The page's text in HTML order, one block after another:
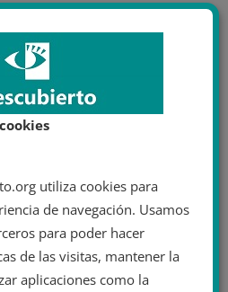
utiliza cookies para
de navegación. Usamos
para poder hacer
de las visitas, mantener la
aplicaciones como la